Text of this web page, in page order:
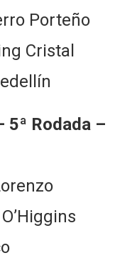
Porteño
Cristal
5ª Rodada –